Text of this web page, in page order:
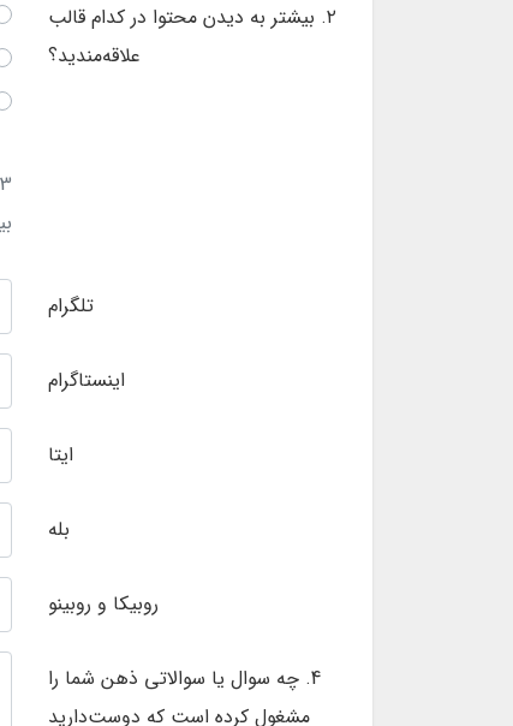
۲. بیشتر به دیدن محتوا در کدام قالب
علاقه‌مندید؟
تلگرام
اینستاگرام
ایتا
بله
روبیکا و روبینو
4. چه سوال یا سوالاتی ذهن شما را
مشغول کرده است که دوست‌دارید